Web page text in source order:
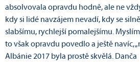
absolvovala opravdu hodně, ale ne
kdy si lidé navzájem nevadí, kdy se
slabšímu, rychlejší pomalejšímu.
to však opravdu povedlo a ještě navíc,
Albánie 2017 byla prostě skvělá. Danča